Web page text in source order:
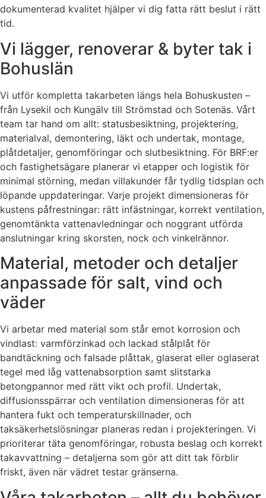
dokumenterad kvalitet hjälper vi dig fatta rätt beslut i rätt
tid.
Vi lägger, renoverar & byter tak i
Bohuslän
Vi utför kompletta takarbeten längs hela Bohuskusten –
från Lysekil och Kungälv till Strömstad och Sotenäs. Vårt
team tar hand om allt: statusbesiktning, projektering,
materialval, demontering, läkt och undertak, montage,
plåtdetaljer, genomföringar och slutbesiktning. För BRF:er
och fastighetsägare planerar vi etapper och logistik för
minimal störning, medan villakunder får tydlig tidsplan och
löpande uppdateringar. Varje projekt dimensioneras för
kustens påfrestningar: rätt infästningar, korrekt ventilation,
genomtänkta vattenavledningar och noggrant utförda
anslutningar kring skorsten, nock och vinkelrännor.
Material, metoder och detaljer
anpassade för salt, vind och
väder
Vi arbetar med material som står emot korrosion och
vindlast: varmförzinkad och lackad stålplåt för
bandtäckning och falsade plåttak, glaserat eller oglaserat
tegel med låg vattenabsorption samt slitstarka
betongpannor med rätt vikt och profil. Undertak,
diffusionsspärrar och ventilation dimensioneras för att
hantera fukt och temperaturskillnader, och
taksäkerhetslösningar planeras redan i projekteringen. Vi
prioriterar täta genomföringar, robusta beslag och korrekt
takavvattning – detaljerna som gör att ditt tak förblir
friskt, även när vädret testar gränserna.